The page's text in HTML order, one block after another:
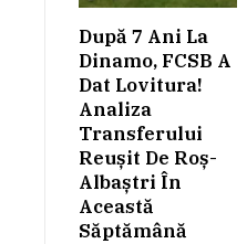
După 7 Ani La
Dinamo, FCSB A
Dat Lovitura!
Analiza
Transferului
Reușit De Roș-
Albaștri În
Această
Săptămână